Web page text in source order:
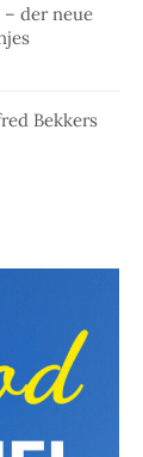
– der neue
Bekkers